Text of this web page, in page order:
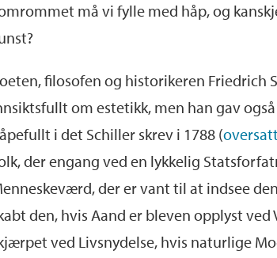
må vi fylle med håp, og
filosofen og historikeren Friedrich
om estetikk, men han gav
i det Schiller skrev i 1788 (
der engang ved en lykkelig
der er vant til at indsee
den, hvis Aand er bleven opplyst
ved Livsnydelse, hvis naturlige